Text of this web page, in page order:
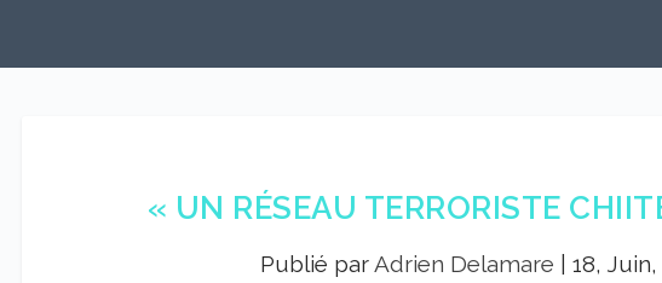
« UN RÉSEAU TERRORISTE
Publié parAdrien Delamare 18,